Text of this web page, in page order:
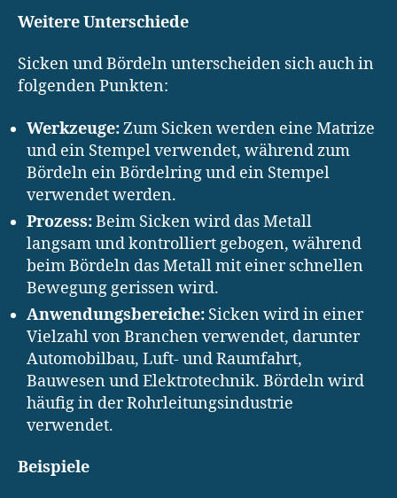
Weitere Unterschiede
Sicken und Bördeln unterscheiden sich auch in
folgenden Punkten:
Werkzeuge:Zum Sicken werden eine Matrize
und ein Stempel verwendet, während zum
Bördeln ein Bördelring und ein Stempel
verwendet werden.
Prozess:Beim Sicken wird das Metall
langsam und kontrolliert gebogen, während
beim Bördeln das Metall mit einer schnellen
Bewegung gerissen wird.
Anwendungsbereiche: Sicken wird in einer
Vielzahl von Branchen verwendet, darunter
Automobilbau, Luft- und Raumfahrt,
Bauwesen und Elektrotechnik. Bördeln wird
häufig in der Rohrleitungsindustrie
verwendet.
Beispiele